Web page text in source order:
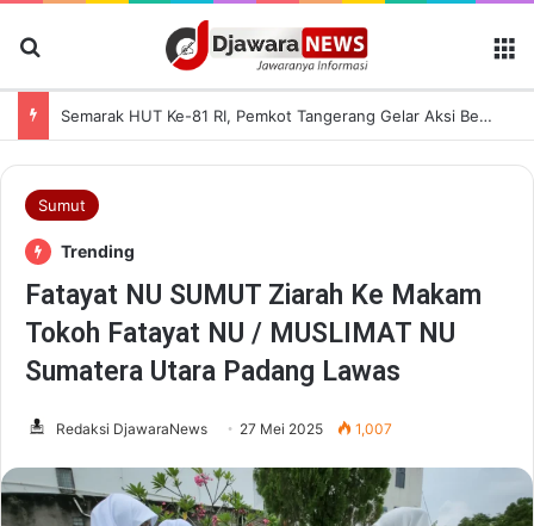
Semarak HUT Ke-81 RI, Pemkot Tangerang Gelar Aksi Bersih Kota dan Bagikan Bendera Merah Putih
Sumut
Trending
Fatayat NU SUMUT Ziarah Ke Makam
Tokoh Fatayat NU / MUSLIMAT NU
Sumatera Utara Padang Lawas
Redaksi DjawaraNews 27 Mei 2025 1,007